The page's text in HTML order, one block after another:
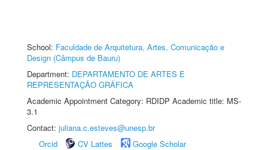
School: Faculdade de Arquitetura, Artes, Comunicação e
Design (Câmpus de Bauru)
Department: DEPARTAMENTO DE ARTES E
REPRESENTAÇÃO GRÁFICA
Academic Appointment Category: RDIDP Academic title: MS-
3.1
Contact: juliana.c.esteves@unesp.br
Orcid
CV Lattes
Google Scholar